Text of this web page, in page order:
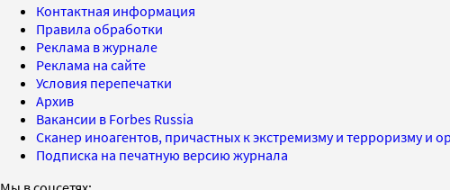
Контактная информация
Правила обработки
Реклама в журнале
Реклама на сайте
Условия перепечатки
Архив
Вакансии в Forbes Russia
Сканер иноагентов, причастных к экстремизму и терроризму и
Подписка на печатную версию журнала